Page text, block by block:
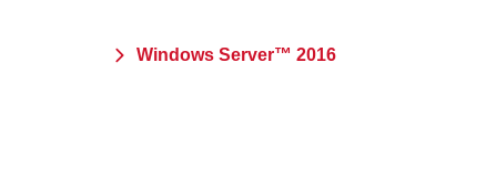
Windows Server™ 2016